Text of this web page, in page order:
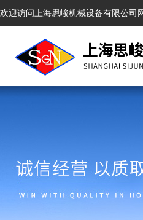
欢迎访问上海思峻机械设备有限公司